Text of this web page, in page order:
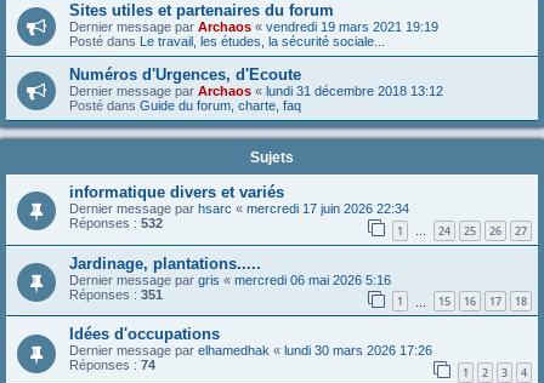
Sites utiles et partenaires du forum
Dernier message par Archaos « vendredi 19 mars 2021 19:19
Posté dans Le travail, les études, la sécurité sociale...
Numéros d'Urgences, d'Ecoute
Dernier message par Archaos « lundi 31 décembre 2018 13:12
Posté dans Guide du forum, charte, faq
Sujets
informatique divers et variés
Dernier message par hsarc « mercredi 17 juin 2026 22:34
Réponses : 532 1 … 24 25 26 27
Jardinage, plantations.....
Dernier message par gris « mercredi 06 mai 2026 5:16
Réponses : 351 1 15 16 17 18
Idées d'occupations
Dernier message par elhamedhak « lundi 30 mars 2026 17:26
Réponses : 74 1 2 3 4